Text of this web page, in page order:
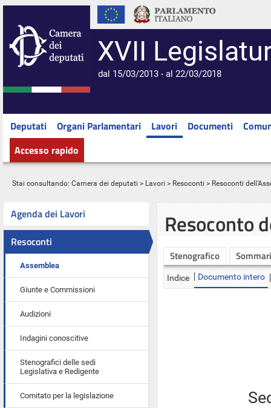
XVII
dal 15/03/2013 - al 22/03/2018
Deputati Organi Parlamentari Lavori Documenti
Accesso rapido
Stai consultando: Camera dei deputati > Lavori > Resoconti > Resoconti
Agenda dei Lavori
Resoconti
Assemblea
Giunte e Commissioni
Audizioni
Indagini conoscitive
Stenografici delle sedi
Legislativa e Redigente
Comitato per la legislazione
Resoconto
Stenografico
Indice Documento intero